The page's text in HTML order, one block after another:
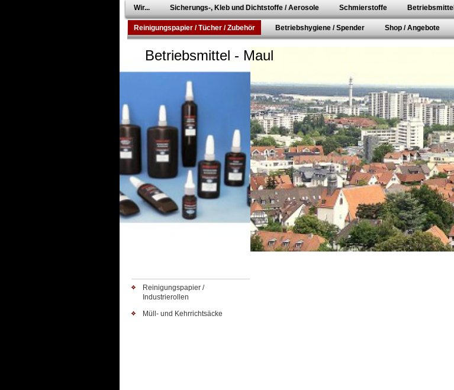
Wir... Sicherungs-, Kleb und Dichtstoffe / Aerosole Schmierstoffe Betriebsmittel
Reinigungspapier / Tücher / Zubehör Betriebshygiene / Spender Shop / Angebote
Betriebsmittel - Maul
Reinigungspapier /
Industrierollen
Müll- und Kehrrichtsäcke